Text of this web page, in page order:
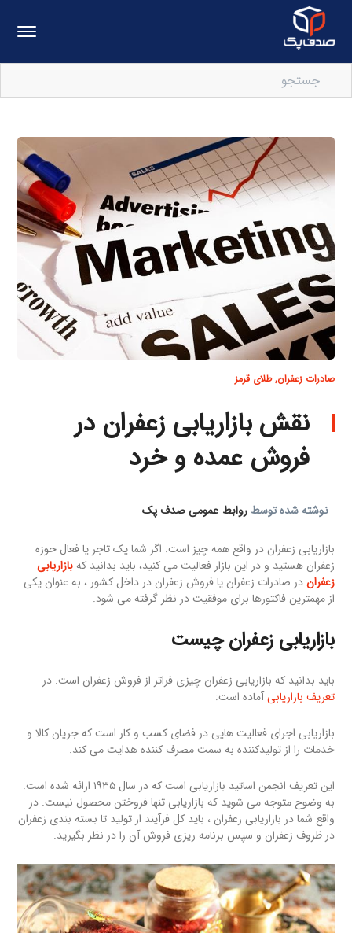
صادرات زعفران,طلای قرمز
نقش بازاریابی زعفران در
فروش عمده و خرد
نوشته شده توسطروابط عمومی صدف پک
بازاریابی زعفران در واقع همه چیز است. اگر شما یک تاجر یا فعال حوزه
زعفران هستید و در این بازار فعالیت می کنید، باید بدانید کهبازاریابی
زعفراندر صادرات زعفران یا فروش زعفران در داخل کشور ، به عنوان یکی
از مهمترین فاکتورها برای موفقیت در نظر گرفته می شود.
بازاریابی زعفران چیست
باید بدانید که بازاریابی زعفران چیزی فراتر از فروش زعفران است. در
تعریف بازاریابیآماده است:
بازاریابی اجرای فعالیت هایی در فضای کسب و کار است که جریان کالا و
خدمات را از تولیدکننده به سمت مصرف کننده هدایت می کند.
این تعریف انجمن اساتید بازاریابی است که در سال ۱۹۳۵ ارائه شده است.
به وضوح متوجه می شوید که بازاریابی تنها فروختن محصول نیست. در
واقع شما در بازاریابی زعفران ، باید کل فرآیند از تولید تا بسته بندی زعفران
در ظروف زعفران و سپس برنامه ریزی فروش آن را در نظر بگیرید.